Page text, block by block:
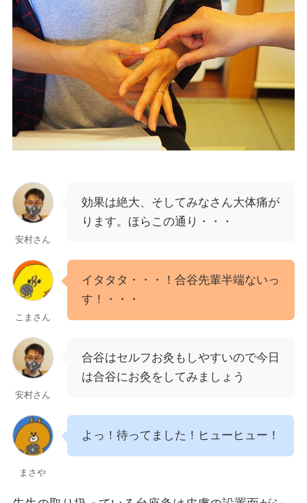
安村さん
効果は絶大、そしてみなさん大体痛が
ります。ほらこの通り・・・
こまさん
イタタタ・・・！合谷先輩半端ないっ
す！・・・
安村さん
合谷はセルフお灸もしやすいので今日
は合谷にお灸をしてみましょう
まさや
よっ！待ってました！ヒューヒュー！